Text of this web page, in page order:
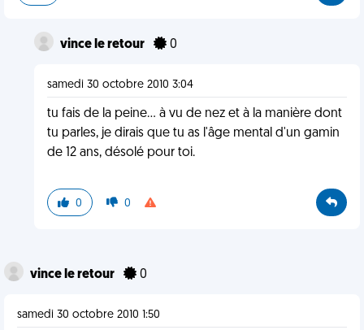
vince le retour 0
samedi 30 octobre 2010 3:04
tu fais de la peine... à vu de nez et à la manière dont
tu parles, je dirais que tu as l'âge mental d'un gamin
de 12 ans, désolé pour toi.
0 0
vince le retour 0
samedi 30 octobre 2010 1:50